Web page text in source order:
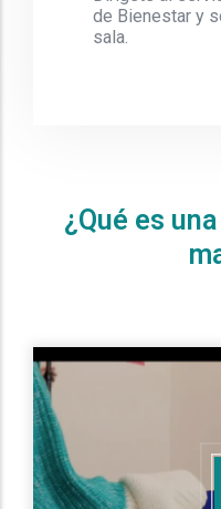
de Bienestar y
sala.
¿Qué es